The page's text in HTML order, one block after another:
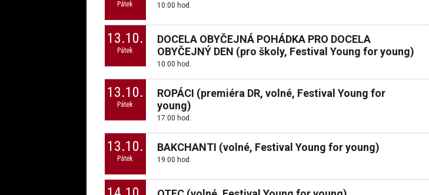
Pátek 10:00 hod.
13.10.
Pátek
DOCELA OBYČEJNÁ POHÁDKA PRO DOCELA
OBYČEJNÝ DEN (pro školy, Festival Young for young)
10:00 hod.
13.10.
Pátek
ROPÁCI (premiéra DR, volné, Festival Young for
young)
17:00 hod.
13.10.
Pátek
BAKCHANTI (volné, Festival Young for young)
19:00 hod.